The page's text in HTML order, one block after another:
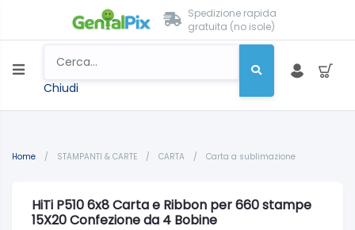
Spedizione rapida
gratuita (no isole)
Chiudi
Home / STAMPANTI & CARTE / CARTA / Carta a sublimazione
HiTi P510 6x8 Carta e Ribbon per 660 stampe
15X20 Confezione da 4 Bobine